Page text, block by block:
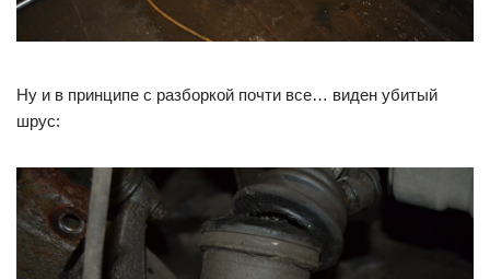
Ну и в принципе с разборкой почти все… виден убитый
шрус: